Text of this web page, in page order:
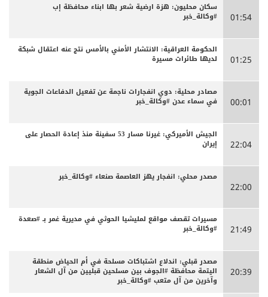
01:54
سكان محليون: هزة ارضية شعر بها ابناء محافظة إب
#وكالة_خبر
01:25
الحكومة العراقية: الانتشار الأمني بالأمس نتج عنه اعتقال شبكة
لديها طائرات مسيرة
00:01
مصادر محلية: دوي انفجارات ناجمة عن تفعيل الدفاعات الجوية
في سماء عدن #وكالة_خبر
22:04
الجيش الأميركي: غيرنا مسار 53 سفينة منذ إعادة الحصار على
إيران
22:00
مصدر محلي: انفجار يهز العاصمة صنعاء #وكالة_خبر
21:49
مسيرات تقصف مواقع لمليشيا الحوثي في مديرية غمر بـ #صعدة
#وكالة_خبر
20:39
مصدر قبلي: اندلاع اشتباكات مسلحة في أم الحياض منطقة
اليتمة محافظة #الجوف بين مسلحين قبليين من آل الشعار
وآخرين من آل متعب #وكالة_خبر